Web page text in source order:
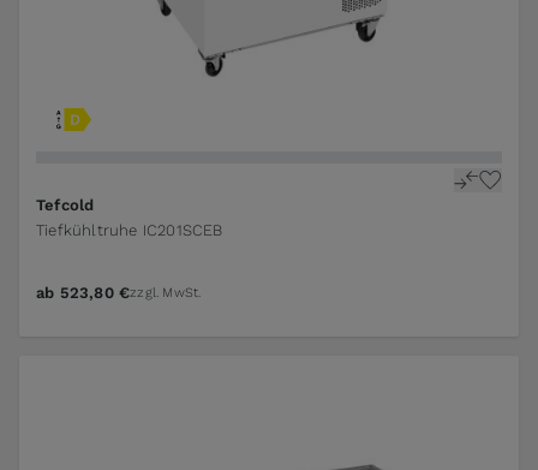
Tefcold
Tiefkühltruhe IC201SCEB
ab 523,80 €zzgl. MwSt.